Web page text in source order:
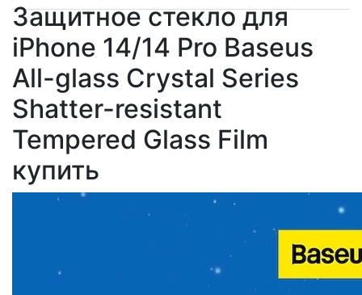
Защитное стекло для
iPhone 14/14 Pro Baseus
All-glass Crystal Series
Shatter-resistant
Tempered Glass Film
купить